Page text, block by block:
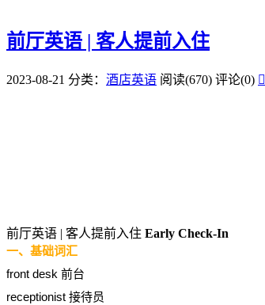
前厅英语 | 客人提前入住
2023-08-21 分类： 酒店英语 阅读(670) 评论(0) 
前厅英语 | 客人提前入住 Early Check-In
一、基础词汇
front desk 前台
receptionist 接待员